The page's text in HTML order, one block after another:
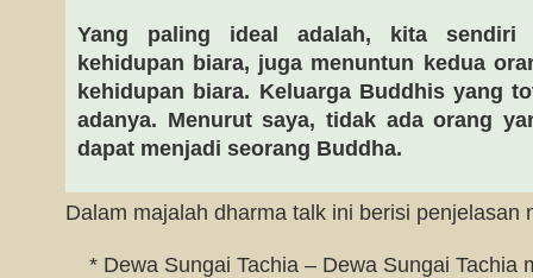
Yang paling ideal adalah, kita sendiri
kehidupan biara, juga menuntun kedua
kehidupan biara. Keluarga Buddhis yang
adanya. Menurut saya, tidak ada orang
dapat menjadi seorang Buddha.
Dalam majalah dharma talk ini berisi penjelasan
* Dewa Sungai Tachia – Dewa Sungai Tachia